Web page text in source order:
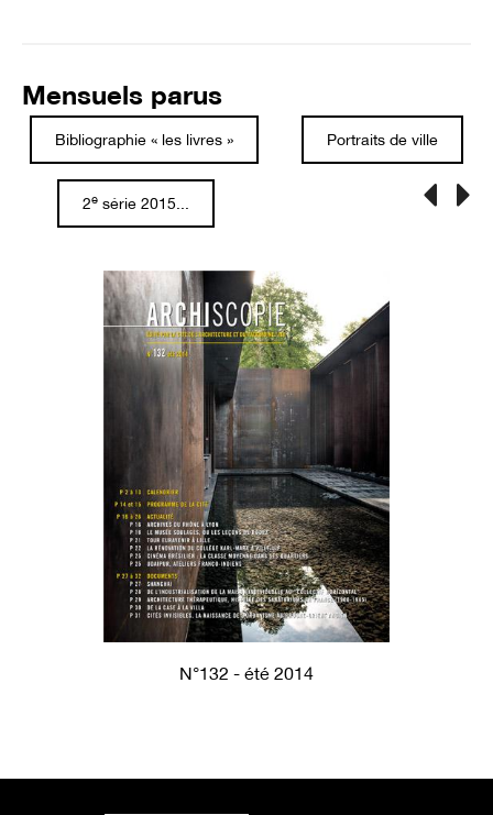
Mensuels parus
Bibliographie « les livres » Portraits de ville
2esérie 2015...
N°132 - été 2014